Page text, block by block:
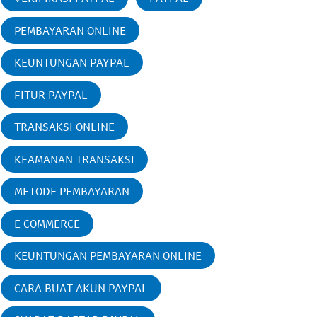
PEMBAYARAN ONLINE
KEUNTUNGAN PAYPAL
FITUR PAYPAL
TRANSAKSI ONLINE
KEAMANAN TRANSAKSI
METODE PEMBAYARAN
E COMMERCE
KEUNTUNGAN PEMBAYARAN ONLINE
CARA BUAT AKUN PAYPAL